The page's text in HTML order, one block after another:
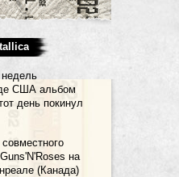
США альбом
день покинул
на
(Канада)